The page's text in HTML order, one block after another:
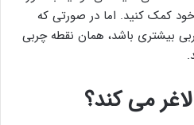
کمک کنید. اما در صورتی که
بیشتری باشد، همان نقطه چربی
می کند؟